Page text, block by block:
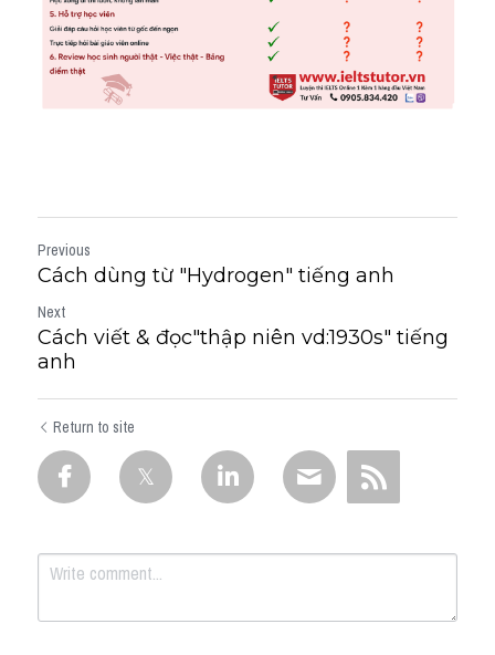
Previous
Cách dùng từ "Hydrogen" tiếng anh
Next
Cách viết & đọc"thập niên vd:1930s" tiếng
anh
Return to site